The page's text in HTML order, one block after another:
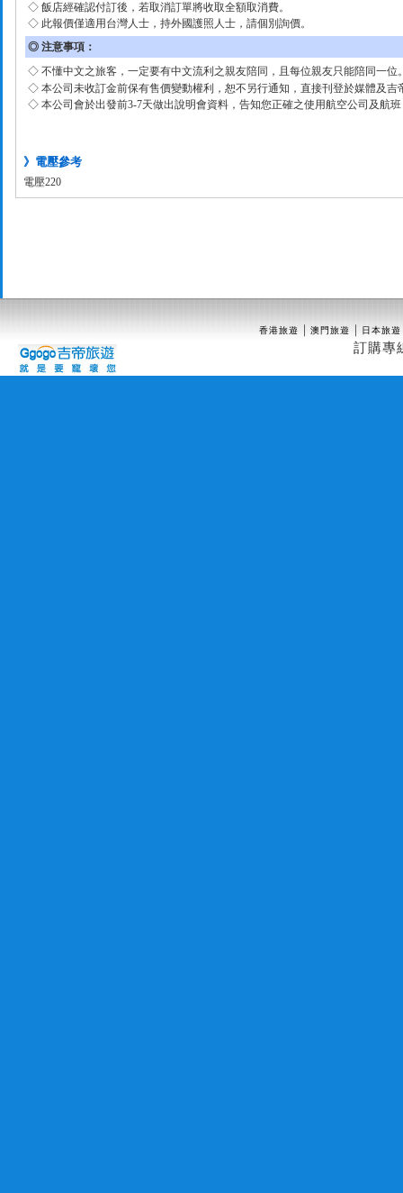
◇ 飯店經確認付訂後，若取消訂單將收取全額取消費。
◇ 此報價僅適用台灣人士，持外國護照人士，請個別詢價。
◎ 注意事項：
◇ 不懂中文之旅客，一定要有中文流利之親友陪同，且每位親友只能陪同一位
◇ 本公司未收訂金前保有售價變動權利，恕不另行通知，直接刊登於媒體及吉
◇ 本公司會於出發前3-7天做出說明會資料，告知您正確之使用航空公司及航
》電壓參考
電壓220
香港旅遊 ｜ 澳門旅遊 ｜ 日本旅遊
訂購專線